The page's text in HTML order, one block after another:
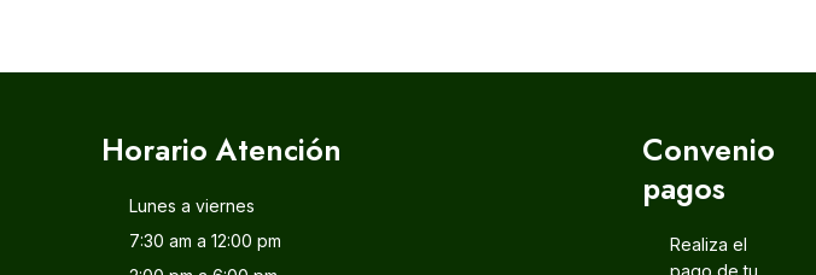
Horario Atención
Lunes a viernes
7:30 am a 12:00 pm
Convenio
pagos
Realiza el
pago de tu